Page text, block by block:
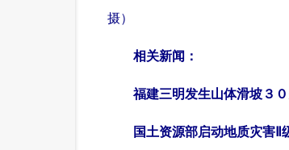
摄）
相关新闻：
福建三明发生山体滑坡３
国土资源部启动地质灾害Ⅱ